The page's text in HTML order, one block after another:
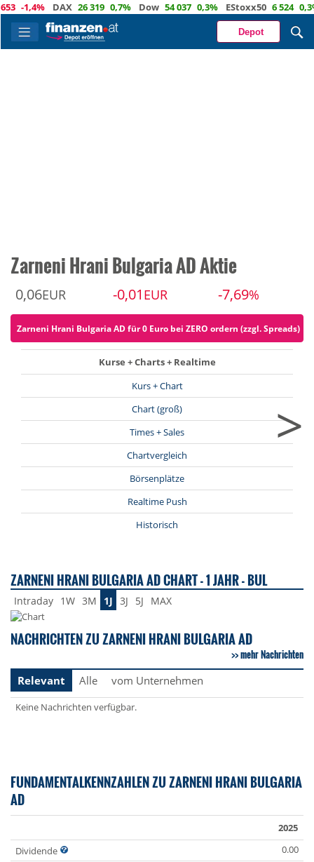
1,4% DAX 26 319 0,7% Dow 54 037 0,3% EStoxx50 6 524 0,3%
Depot
Zarneni Hrani Bulgaria AD Aktie
0,06EUR -0,01 EUR -7,69%
Zarneni Hrani Bulgaria AD für 0 Euro bei ZERO ordern (zzgl. Spreads)
Kurse + Charts + Realtime
Kurs + Chart
Chart (groß)
Times + Sales
Chartvergleich
Börsenplätze
Realtime Push
Historisch
>
ZARNENI HRANI BULGARIA AD CHART - 1 JAHR - BUL
Intraday 1W 3M 1J 3J 5J MAX
NACHRICHTEN ZU ZARNENI HRANI BULGARIA AD
mehr Nachrichten
Relevant
Alle vom Unternehmen
Keine Nachrichten verfügbar.
FUNDAMENTALKENNZAHLEN ZU ZARNENI HRANI BULGARIA
AD
2025
Dividende
0.00